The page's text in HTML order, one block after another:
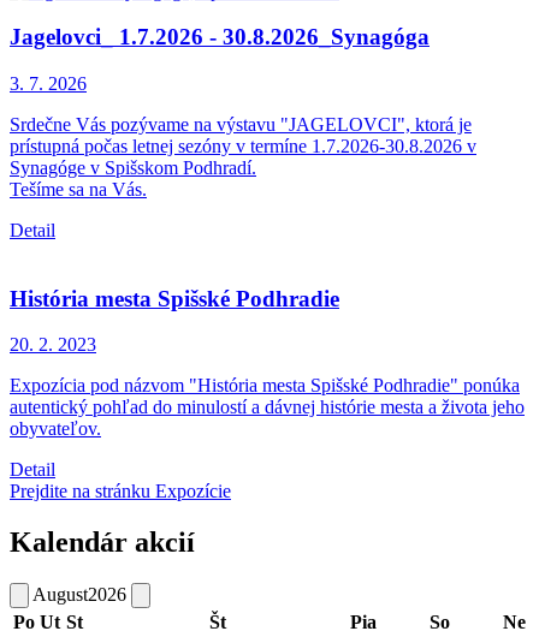
Jagelovci_ 1.7.2026 - 30.8.2026_Synagóga
3. 7. 2026
Srdečne Vás pozývame na výstavu "JAGELOVCI", ktorá je
prístupná počas letnej sezóny v termíne 1.7.2026-30.8.2026 v
Synagóge v Spišskom Podhradí.
Tešíme sa na Vás.
Detail
História mesta Spišské Podhradie
20. 2. 2023
Expozícia pod názvom "História mesta Spišské Podhradie" ponúka
autentický pohľad do minulostí a dávnej histórie mesta a života jeho
obyvateľov.
Detail
Prejdite na stránku Expozície
Kalendár akcií
August2026
Po Ut St Št Pia So Ne